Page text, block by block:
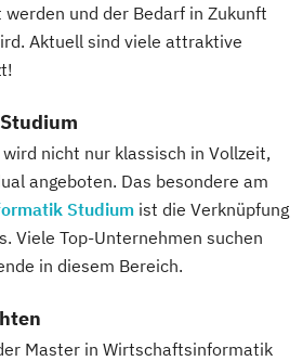
und der Bedarf in Zukunft
Aktuell sind viele attraktive
nicht nur klassisch in Vollzeit,
angeboten. Das besondere am
Studium ist die Verknüpfung
Viele Top-Unternehmen suchen
in diesem Bereich.
Master in Wirtschaftsinformatik